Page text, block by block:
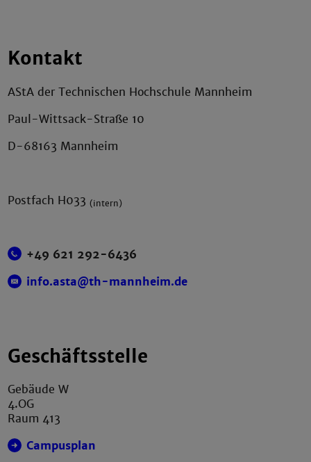
Kontakt
AStA der Technischen Hochschule Mannheim
Paul-Wittsack-Straße 10
D-68163 Mannheim
Postfach H033(intern)
+49 621 292-6436
info.asta@th-mannheim.de
Geschäftsstelle
Gebäude W
4.OG
Raum 413
Campusplan